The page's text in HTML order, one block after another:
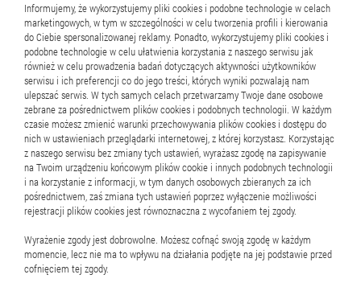
Informujemy, że wykorzystujemy pliki cookies i podobne technologie w celach
marketingowych, w tym w szczególności w celu tworzenia profili i kierowania
do Ciebie spersonalizowanej reklamy. Ponadto, wykorzystujemy pliki cookies i
podobne technologie w celu ułatwienia korzystania z naszego serwisu jak
również w celu prowadzenia badań dotyczących aktywności użytkowników
serwisu i ich preferencji co do jego treści, których wyniki pozwalają nam
ulepszać serwis. W tych samych celach przetwarzamy Twoje dane osobowe
zebrane za pośrednictwem plików cookies i podobnych technologii. W każdym
czasie możesz zmienić warunki przechowywania plików cookies i dostępu do
nich w ustawieniach przeglądarki internetowej, z której korzystasz. Korzystając
z naszego serwisu bez zmiany tych ustawień, wyrażasz zgodę na zapisywanie
na Twoim urządzeniu końcowym plików cookie i innych podobnych technologii
i na korzystanie z informacji, w tym danych osobowych zbieranych za ich
pośrednictwem, zaś zmiana tych ustawień poprzez wyłączenie możliwości
rejestracji plików cookies jest równoznaczna z wycofaniem tej zgody.
Wyrażenie zgody jest dobrowolne. Możesz cofnąć swoją zgodę w każdym
momencie, lecz nie ma to wpływu na działania podjęte na jej podstawie przed
cofnięciem tej zgody.